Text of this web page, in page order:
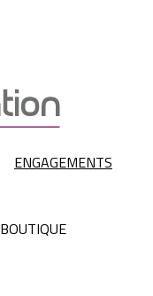
ENGAGEMENTS
BOUTIQUE